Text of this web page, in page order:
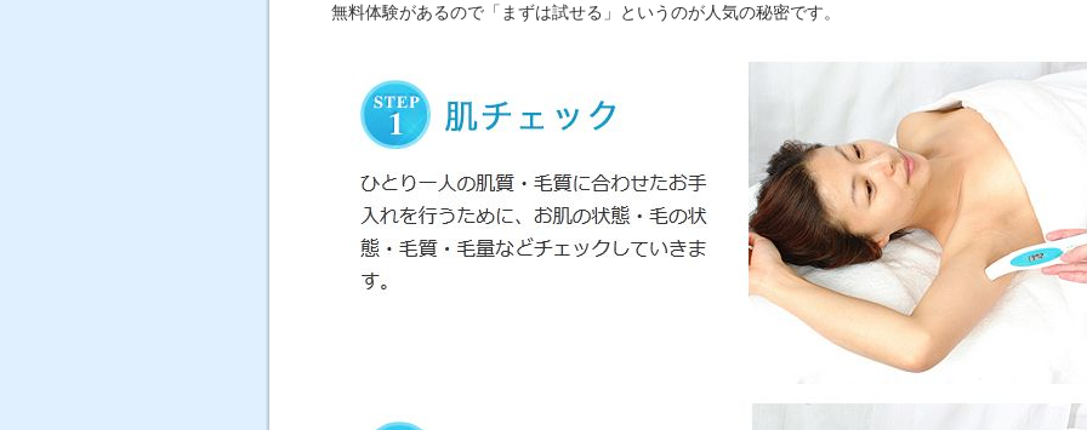
無料体験があるので「まずは試せる」というのが人気の秘密です。